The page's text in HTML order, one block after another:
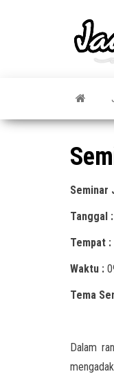
Seminar
Tanggal :
Tempat :
Waktu :
Tema
Dalam